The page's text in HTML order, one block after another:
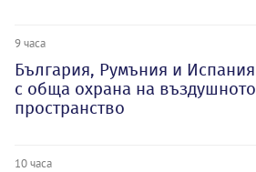
9 часа
България, Румъния и Испания
с обща охрана на въздушното
пространство
10 часа